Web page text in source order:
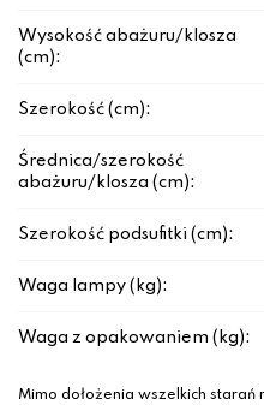
Wysokość abażuru/klosza
(cm):
Szerokość (cm):
Średnica/szerokość
abażuru/klosza (cm):
Szerokość podsufitki (cm):
Waga lampy (kg):
Waga z opakowaniem (kg):
Mimo dołożenia wszelkich